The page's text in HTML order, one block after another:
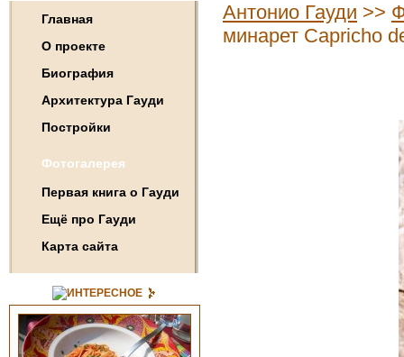
Главная
О проекте
Биография
Архитектура Гауди
Постройки
Фотогалерея
Первая книга о Гауди
Ещё про Гауди
Карта сайта
ИНТЕРЕСНОЕ
Антонио Гауди >>
минарет Capricho